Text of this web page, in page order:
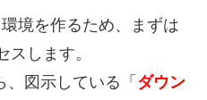
境を作るため、まずは
スします。
図示している「 ダウン